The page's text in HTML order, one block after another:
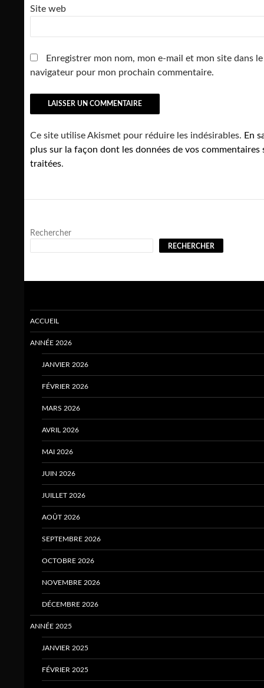
Site web
Enregistrer mon nom, mon e-mail et mon site dans le
navigateur pour mon prochain commentaire.
Ce site utilise Akismet pour réduire les indésirables. En
plus sur la façon dont les données de vos commentaires
traitées.
Rechercher
RECHERCHER
ACCUEIL
ANNÉE 2026
JANVIER 2026
FÉVRIER 2026
MARS 2026
AVRIL 2026
MAI 2026
JUIN 2026
JUILLET 2026
AOÛT 2026
SEPTEMBRE 2026
OCTOBRE 2026
NOVEMBRE 2026
DÉCEMBRE 2026
ANNÉE 2025
JANVIER 2025
FÉVRIER 2025